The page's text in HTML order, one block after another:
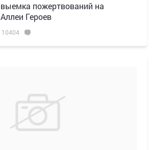
пожертвований на
Героев
10404